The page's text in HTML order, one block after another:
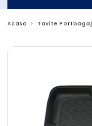
Acasa Tavite Portbagaj